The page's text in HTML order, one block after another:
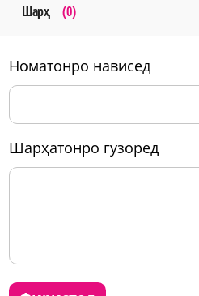
Шарҳ (0)
номатонро нависед
шарҳатонро гузоред